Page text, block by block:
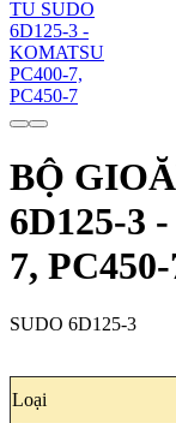
BỘ
6D125-3
7,
SUDO 6D125-3
Loại